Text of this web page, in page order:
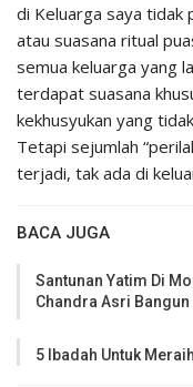
di Keluarga saya tidak
atau suasana ritual
semua keluarga yang
terdapat suasana
kekhusyukan yang
Tetapi sejumlah
terjadi, tak ada di
BACA JUGA
Santunan Yatim Di
Chandra Asri
5 Ibadah Untuk